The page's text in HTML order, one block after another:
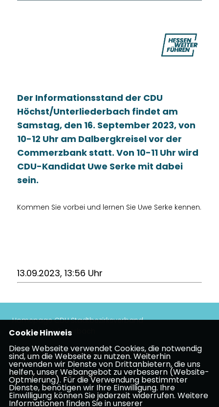
Der Informationsstand der CDU
Höchst/Unterliederbach findet am
Samstag, den 16. September 2023, von
10-12 Uhr am Dalbergkreisel vor der
Commerzbank statt. Von 10-11 Uhr wird
CDU-Kandidat Uwe Serke mit dabei
sein.
Kommen Sie vorbei und lernen Sie Uwe Serke kennen.
13.09.2023, 13:56 Uhr
Homepage CDU Stadtbezirksverband
Höchst/Unterliederbach
Impressum Datenschutz Kontakt
CDU Frankfurt am Main
Cookie Hinweis
Diese Webseite verwendet Cookies, die notwendig
sind, um die Webseite zu nutzen. Weiterhin
verwenden wir Dienste von Drittanbietern, die uns
helfen, unser Webangebot zu verbessern (Website-
Optmierung). Für die Verwendung bestimmter
Dienste, benötigen wir Ihre Einwilligung. Ihre
Einwilligung können Sie jederzeit widerrufen. Weitere
Informationen finden Sie in unserer